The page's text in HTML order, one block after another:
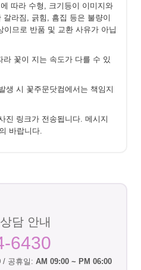
따라 수형, 크기등이 이미지와
라짐, 긁힘, 흠집 등은 불량이
이므로 반품 및 교환 사유가 아닙
라 꽃이 지는 속도가 다를 수 있
생 시 꽃주문닷컴에서는 책임지
진 링크가 전송됩니다. 메시지
바랍니다.
담 안내
6430
/ 공휴일: AM 09:00 ~ PM 06:00